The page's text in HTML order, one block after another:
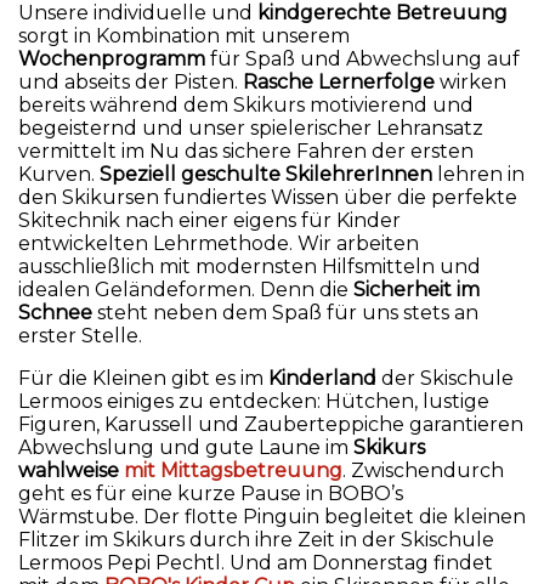
Unsere individuelle und kindgerechte Betreuung
sorgt in Kombination mit unserem
Wochenprogramm für Spaß und Abwechslung auf
und abseits der Pisten. Rasche Lernerfolge wirken
bereits während dem Skikurs motivierend und
begeisternd und unser spielerischer Lehransatz
vermittelt im Nu das sichere Fahren der ersten
Kurven. Speziell geschulte SkilehrerInnen lehren in
den Skikursen fundiertes Wissen über die perfekte
Skitechnik nach einer eigens für Kinder
entwickelten Lehrmethode. Wir arbeiten
ausschließlich mit modernsten Hilfsmitteln und
idealen Geländeformen. Denn die Sicherheit im
Schnee steht neben dem Spaß für uns stets an
erster Stelle.
Für die Kleinen gibt es im Kinderland der Skischule
Lermoos einiges zu entdecken: Hütchen, lustige
Figuren, Karussell und Zauberteppiche garantieren
Abwechslung und gute Laune im Skikurs
wahlweise mit Mittagsbetreuung. Zwischendurch
geht es für eine kurze Pause in BOBO’s
Wärmstube. Der flotte Pinguin begleitet die kleinen
Flitzer im Skikurs durch ihre Zeit in der Skischule
Lermoos Pepi Pechtl. Und am Donnerstag findet